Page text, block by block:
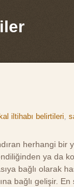
iltihabı belirtileri,
herhangi bir
ya da
bağlı olarak
bağlı gelişir. En